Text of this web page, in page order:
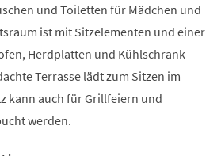
und Toiletten für Mädchen und
ist mit Sitzelementen und einer
Herdplatten und Kühlschrank
Terrasse lädt zum Sitzen im
kann auch für Grillfeiern und
werden.